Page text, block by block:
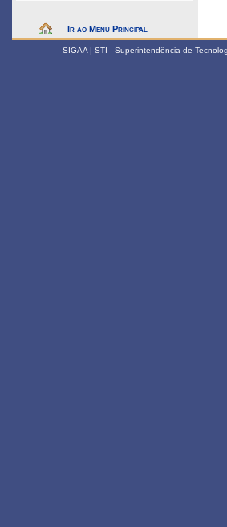
Ir ao Menu Principal
SIGAA | STI - Superintendência de